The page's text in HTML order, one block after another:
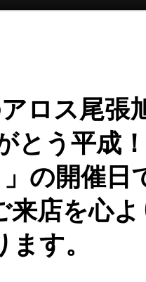
ロス尾張
とう平成！
」の開催日
来店を心
す。